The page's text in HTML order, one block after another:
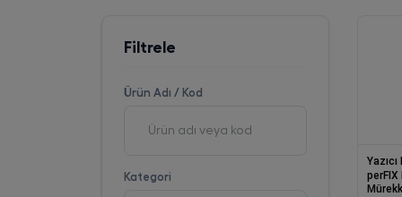
Filtrele
Ürün Adı / Kod
Kategori
perFIX PF